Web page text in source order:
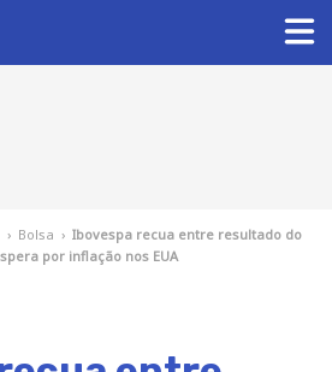
› Bolsa › Ibovespa recua entre resultado do
por inflação nos EUA